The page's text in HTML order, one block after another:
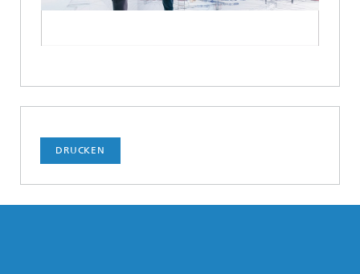
DRUCKEN